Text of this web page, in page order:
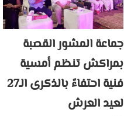
جماعة المشور القصبة
بمراكش تنظم أمسية
فنية احتفاءً بالذكرى الـ27
لعيد العرش